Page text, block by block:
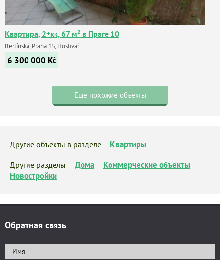
Квартира, 2+кк, 67 м² в Праге 10
Berlínská, Praha 15, Hostivař
6 300 000 Kč
Еще похожие объекты
Другие объекты в разделе Квартиры
Другие разделы Дома
Коммерческие объекты
Новостройки
Обратная связь